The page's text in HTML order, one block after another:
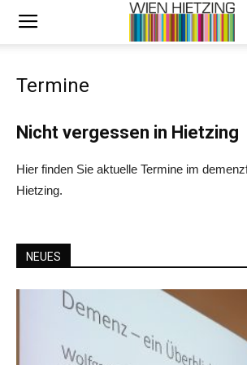
Termine
Nicht vergessen in Hietzing
Hier finden Sie aktuelle Termine im
Hietzing.
NEUES